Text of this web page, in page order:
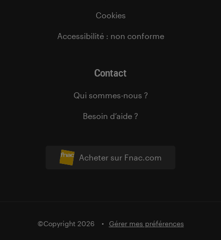
Acheter sur Fnac.com
Cookies
Accessibilité : non conforme
Contact
Qui sommes-nous ?
Besoin d’aide ?
©Copyright 2026 Gérer mes préférences